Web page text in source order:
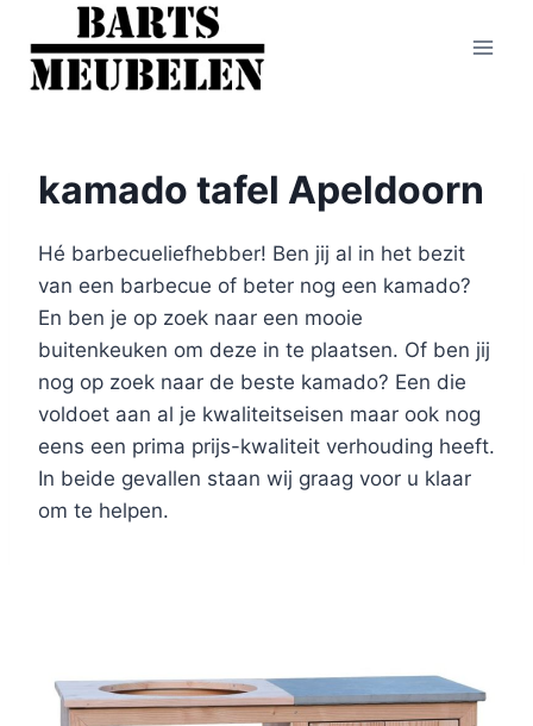
Doorgaan
naar
inhoud
kamado tafel Apeldoorn
Hé barbecueliefhebber! Ben jij al in het bezit
van een barbecue of beter nog een kamado?
En ben je op zoek naar een mooie
buitenkeuken om deze in te plaatsen. Of ben jij
nog op zoek naar de beste kamado? Een die
voldoet aan al je kwaliteitseisen maar ook nog
eens een prima prijs-kwaliteit verhouding heeft.
In beide gevallen staan wij graag voor u klaar
om te helpen.